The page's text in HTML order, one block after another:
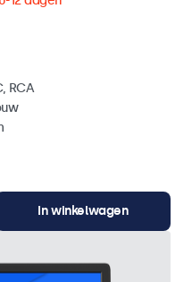
RCA
In winkelwagen